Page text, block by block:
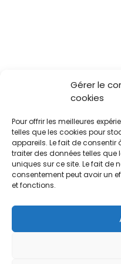
Gérer le
cookies
Pour offrir les meilleures
telles que les cookies pour
appareils. Le fait de
traiter des données telles
uniques sur ce site. Le fait de
consentement peut avoir un
et fonctions.